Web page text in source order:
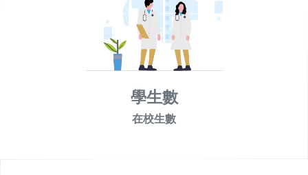
學生數
在校生數